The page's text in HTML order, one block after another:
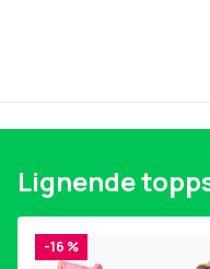
Lignende
-16 %